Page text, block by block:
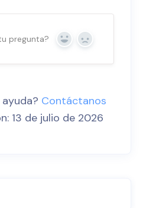
pregunta? Sí No
Contáctanos
13 de julio de 2026